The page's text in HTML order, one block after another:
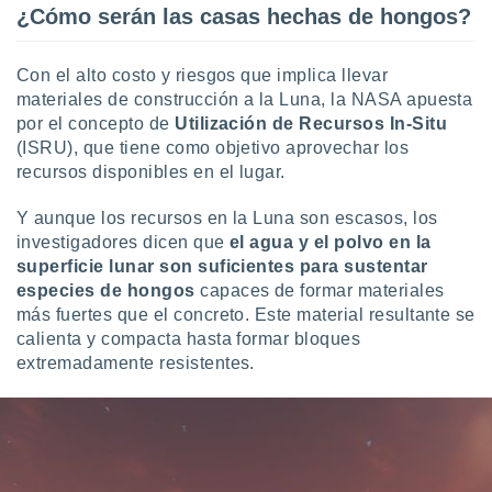
crear un
uso de
la
medir el
de la
el
del
o a través
de
¿Cómo serán las casas hechas de hongos?
Con el alto costo y riesgos que implica llevar
materiales de construcción a la Luna, la NASA apuesta
por el concepto de Utilización de Recursos In-Situ
(ISRU), que tiene como objetivo aprovechar los
recursos disponibles en el lugar.
Y aunque los recursos en la Luna son escasos, los
investigadores dicen que el agua y el polvo en la
superficie lunar son suficientes para sustentar
especies de hongos capaces de formar materiales
más fuertes que el concreto. Este material resultante se
calienta y compacta hasta formar bloques
extremadamente resistentes.